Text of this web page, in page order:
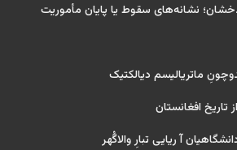
نشانه‌های سقوط یا پایان مأموریت
ماتریالیسم دیالکتیک
تاریخ افغانستان
آ ریایی تبارِ والاگُهر